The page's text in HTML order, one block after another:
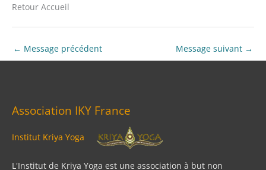
Retour Accueil
← Message précédent Message suivant →
Association IKY France
Institut Kriya Yoga
L'Institut de Kriya Yoga est une association à but non